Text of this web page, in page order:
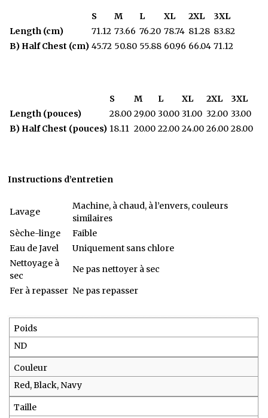
S M L XL 2XL
3XL
Length (cm)
71.12 73.66 76.20 78.74 81.28 83.82
B) Half Chest (cm) 45.72 50.80 55.88 60.96 66.04 71.12
S M L XL 2XL
3XL
Length (pouces)
28.00 29.00 30.00 31.00 32.00 33.00
B) Half Chest (pouces) 18.11 20.00 22.00 24.00 26.00 28.00
Instructions d’entretien
Lavage
Machine, à chaud, à l’envers, couleurs
similaires
Sèche-linge
Faible
Eau de Javel
Uniquement sans chlore
Nettoyage à
sec
Ne pas nettoyer à sec
Fer à repasser Ne pas repasser
Poids
ND
Couleur
Red, Black, Navy
Taille